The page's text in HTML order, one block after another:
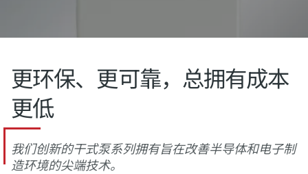
更环保、更可靠，总拥有成本
更低
我们创新的干式泵系列拥有旨在改善半导体和电子制
造环境的尖端技术。